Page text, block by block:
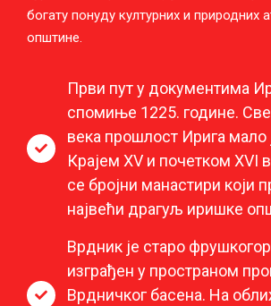
богату понуду културних и природних
општине.
Први пут у документима
спомиње 1225. године. Све
века прошлост Ирига мало
Крајем XV и почетком XVI
се бројни манастири који
највећи драгуљ иришке
Врдник је старо
изграђен у пространом
Врдничког басена. На